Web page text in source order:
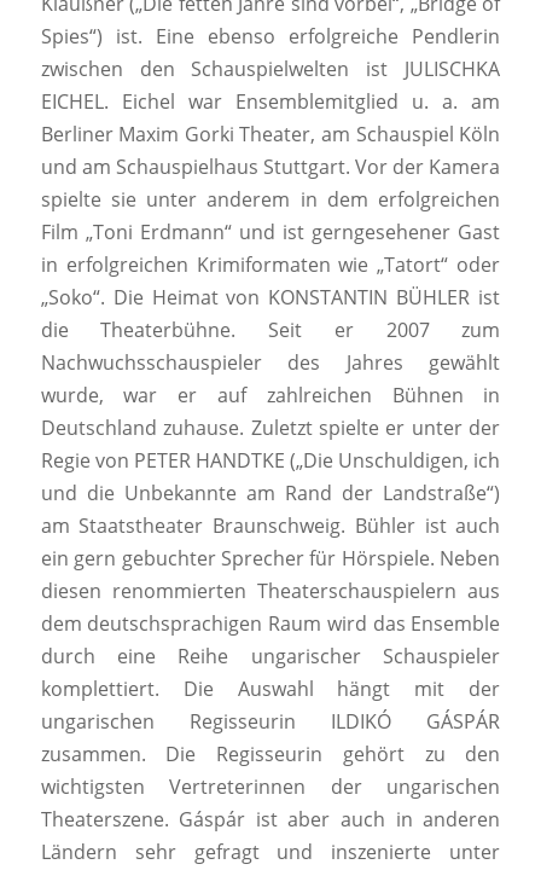
Spies“) ist. Eine ebenso erfolgreiche Pendlerin
zwischen den Schauspielwelten ist JULISCHKA
EICHEL. Eichel war Ensemblemitglied u. a. am
Berliner Maxim Gorki Theater, am Schauspiel Köln
und am Schauspielhaus Stuttgart. Vor der Kamera
spielte sie unter anderem in dem erfolgreichen
Film „Toni Erdmann“ und ist gerngesehener Gast
in erfolgreichen Krimiformaten wie „Tatort“ oder
„Soko“. Die Heimat von KONSTANTIN BÜHLER ist
die Theaterbühne. Seit er 2007 zum
Nachwuchsschauspieler des Jahres gewählt
wurde, war er auf zahlreichen Bühnen in
Deutschland zuhause. Zuletzt spielte er unter der
Regie von PETER HANDTKE („Die Unschuldigen, ich
und die Unbekannte am Rand der Landstraße“)
am Staatstheater Braunschweig. Bühler ist auch
ein gern gebuchter Sprecher für Hörspiele. Neben
diesen renommierten Theaterschauspielern aus
dem deutschsprachigen Raum wird das Ensemble
durch eine Reihe ungarischer Schauspieler
komplettiert. Die Auswahl hängt mit der
ungarischen Regisseurin ILDIKÓ GÁSPÁR
zusammen. Die Regisseurin gehört zu den
wichtigsten Vertreterinnen der ungarischen
Theaterszene. Gáspár ist aber auch in anderen
Ländern sehr gefragt und inszenierte unter